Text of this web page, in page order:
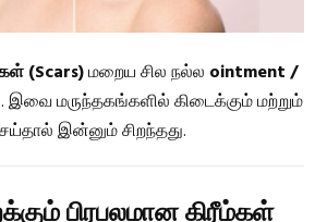
(Scars)மறைய சில நல்ல ointment /
மருந்தகங்களில் கிடைக்கும் மற்றும்
இன்னும் சிறந்தது.
பிரபலமான கிரீம்கள்